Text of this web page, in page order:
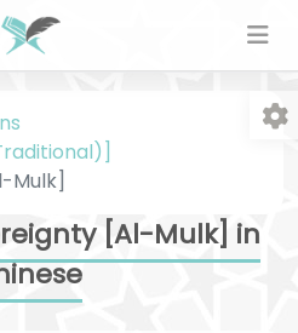
Mulk]
[Al-Mulk] in